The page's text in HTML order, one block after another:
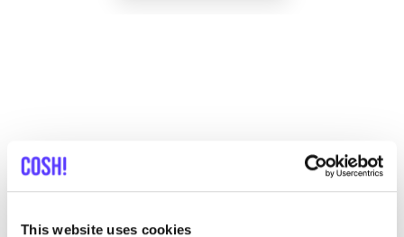
This website uses cookies
Otras marcas